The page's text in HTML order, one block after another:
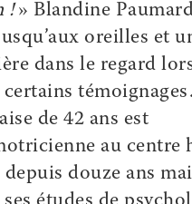
!» Blandine
oreilles et
dans le regard
de 42 ans est
au centre
depuis douze ans